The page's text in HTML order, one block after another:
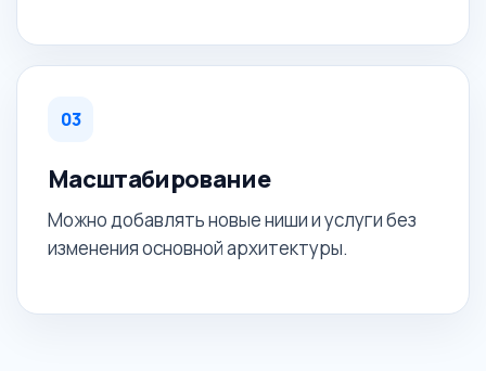
03
Масштабирование
Можно добавлять новые ниши и услуги без
изменения основной архитектуры.